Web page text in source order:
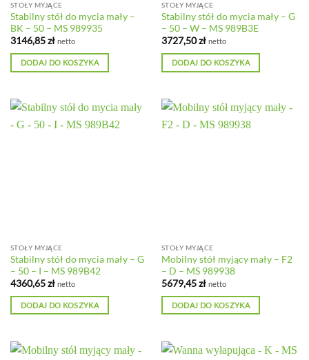
STOŁY MYJĄCE
Stabilny stół do mycia mały –
BK – 50 – MS 989935
3146,85zł netto
DODAJ DO KOSZYKA
STOŁY MYJĄCE
Stabilny stół do mycia mały – G
– 50 – W – MS 989B3E
3727,50zł netto
DODAJ DO KOSZYKA
STOŁY MYJĄCE
Stabilny stół do mycia mały – G
– 50 – I – MS 989B42
4360,65zł netto
DODAJ DO KOSZYKA
STOŁY MYJĄCE
Mobilny stół myjący mały – F2
– D – MS 989938
5679,45zł netto
DODAJ DO KOSZYKA